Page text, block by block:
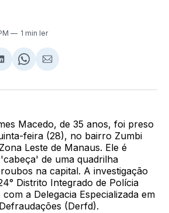
1 min ler
Compartilhar
LinkedIn
Share
WhatsApp
Compartilhar
Email
Macedo, de 35 anos, foi preso
feira (28), no bairro Zumbi
Leste de Manaus. Ele é
de uma quadrilha
na capital. A investigação
Distrito Integrado de Polícia
a Delegacia Especializada em
(Derfd).